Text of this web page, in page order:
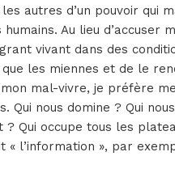
autres d’un pouvoir qui
Au lieu d’accuser
vivant dans des
les miennes et de le
mal-vivre, je préfère
Qui nous domine ? Qui
? Qui occupe tous les
« l’information », par